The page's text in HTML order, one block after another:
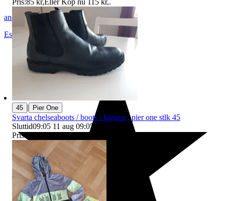
anemone83
Eslöv
Sverige
Pris:85 kr, Eller Köp nu 115 kr,.
45 | Pier One
Svarta chelseaboots / boots / kängor , pier one stlk 45
Sluttid09:05 11 aug 09:05
Pris: